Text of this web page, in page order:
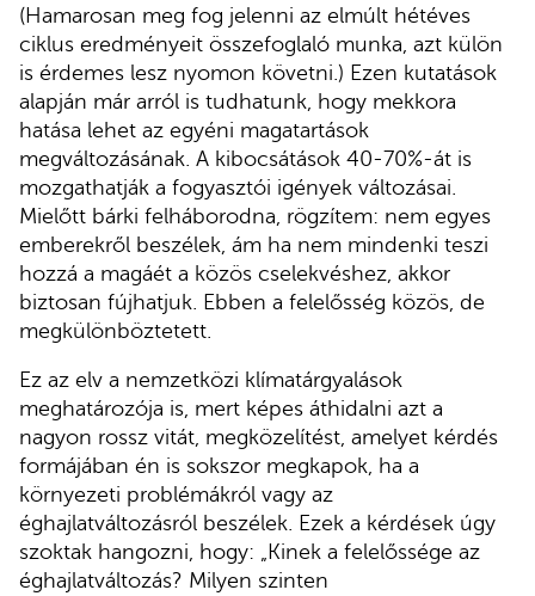
(Hamarosan meg fog jelenni az elmúlt hétéves
ciklus eredményeit összefoglaló munka, azt külön
is érdemes lesz nyomon követni.) Ezen kutatások
alapján már arról is tudhatunk, hogy mekkora
hatása lehet az egyéni magatartások
megváltozásának. A kibocsátások 40-70%-át is
mozgathatják a fogyasztói igények változásai.
Mielőtt bárki felháborodna, rögzítem: nem egyes
emberekről beszélek, ám ha nem mindenki teszi
hozzá a magáét a közös cselekvéshez, akkor
biztosan fújhatjuk. Ebben a felelősség közös, de
megkülönböztetett.
Ez az elv a nemzetközi klímatárgyalások
meghatározója is, mert képes áthidalni azt a
nagyon rossz vitát, megközelítést, amelyet kérdés
formájában én is sokszor megkapok, ha a
környezeti problémákról vagy az
éghajlatváltozásról beszélek. Ezek a kérdések úgy
szoktak hangozni, hogy: „Kinek a felelőssége az
éghajlatváltozás? Milyen szinten